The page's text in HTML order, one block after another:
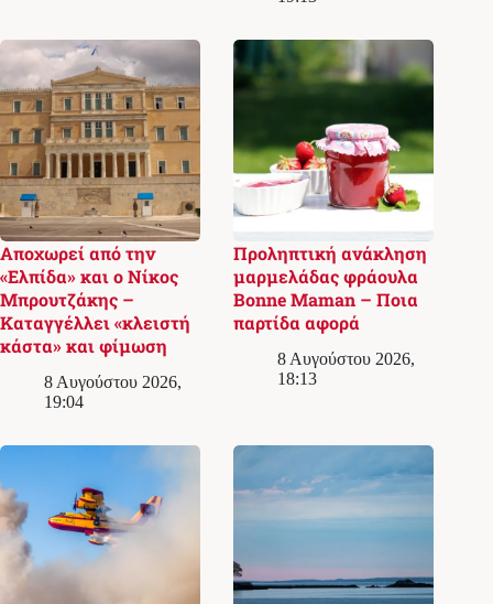
Αποχωρεί από την
«Ελπίδα» και ο Νίκος
Μπρουτζάκης –
Καταγγέλλει «κλειστή
κάστα» και φίμωση
8 Αυγούστου 2026,
19:04
Προληπτική ανάκληση
μαρμελάδας φράουλα
Bonne Maman – Ποια
παρτίδα αφορά
8 Αυγούστου 2026,
18:13